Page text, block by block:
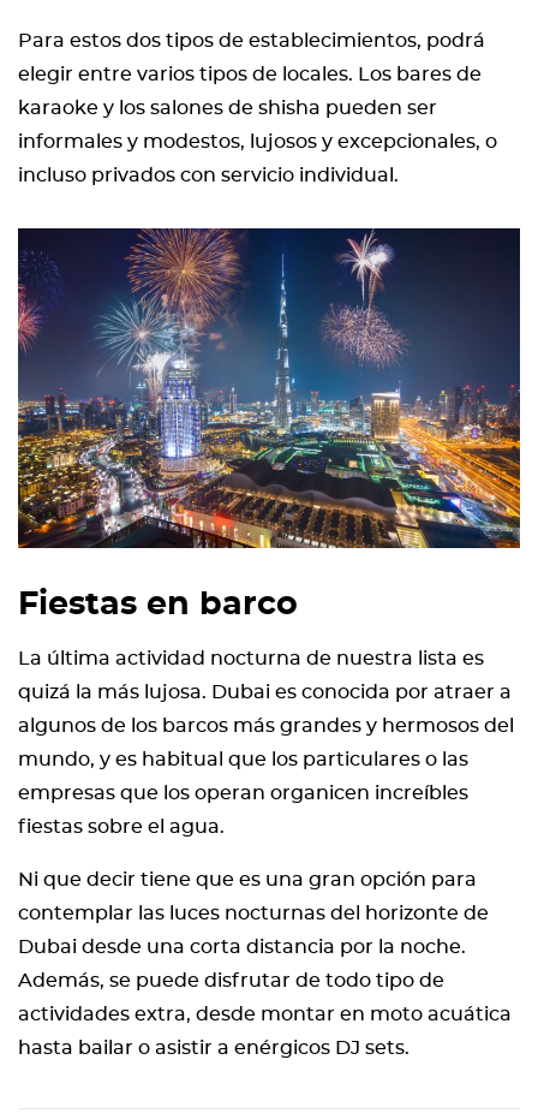
Para estos dos tipos de establecimientos, podrá
elegir entre varios tipos de locales. Los bares de
karaoke y los salones de shisha pueden ser
informales y modestos, lujosos y excepcionales, o
incluso privados con servicio individual.
Fiestas en barco
La última actividad nocturna de nuestra lista es
quizá la más lujosa. Dubai es conocida por atraer a
algunos de los barcos más grandes y hermosos del
mundo, y es habitual que los particulares o las
empresas que los operan organicen increíbles
fiestas sobre el agua.
Ni que decir tiene que es una gran opción para
contemplar las luces nocturnas del horizonte de
Dubai desde una corta distancia por la noche.
Además, se puede disfrutar de todo tipo de
actividades extra, desde montar en moto acuática
hasta bailar o asistir a enérgicos DJ sets.